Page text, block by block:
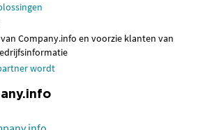
Company.info en voorzie klanten van
wordt